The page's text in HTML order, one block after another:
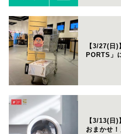
【3/27(日
PORTS」
【3/13(日
おまかせ